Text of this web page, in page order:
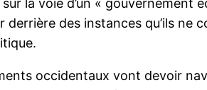
sur la voie d’un «
des instances qu’ils ne
occidentaux vont devoir